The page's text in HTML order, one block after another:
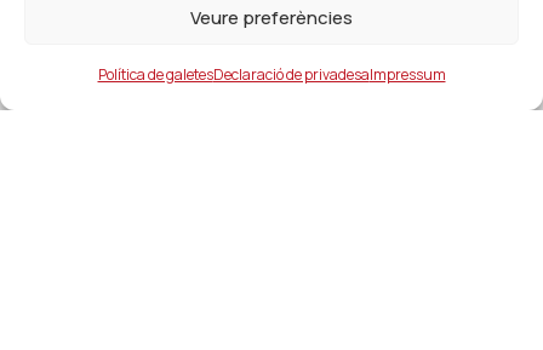
Veure preferències
Política de galetesDeclaració de privadesaImpressum